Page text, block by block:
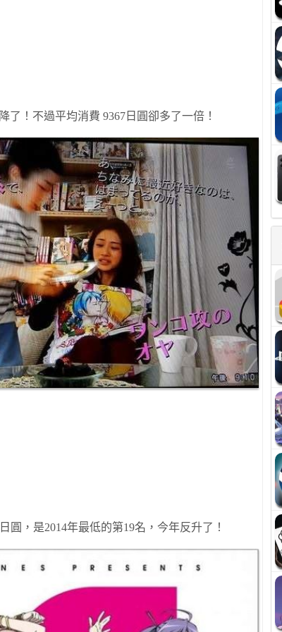
降了！ 不過平均消費 9367 日圓 卻多了一倍！
日圓 ，是2014年最低的第19名，今年反升了 ！